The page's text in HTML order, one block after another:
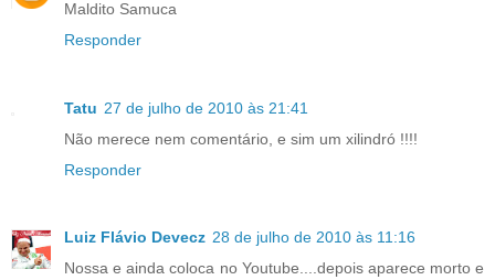
Maldito Samuca
Responder
Tatu 27 de julho de 2010 às 21:41
Não merece nem comentário, e sim um xilindró !!!!
Responder
Luiz Flávio Devecz 28 de julho de 2010 às 11:16
Nossa e ainda coloca no Youtube....depois aparece morto e